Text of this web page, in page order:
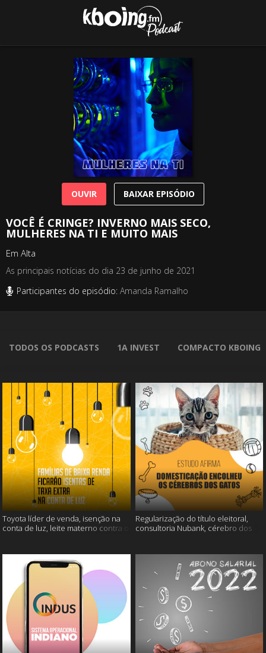
VOCÊ É CRINGE? INVERNO MAIS SECO,
MULHERES NA TI E MUITO MAIS
Em Alta
As principais notícias do dia 23 de junho de 2021
Participantes do episódio: Amanda Ramalho
OUVIR BAIXAR EPISÓDIO
TODOS OS PODCASTS 1A INVEST COMPACTO KBOING
Toyota líder de venda, isenção na
conta de luz, leite materno contra o
Regularização do título eleitoral,
consultoria Nubank, cérebro dos